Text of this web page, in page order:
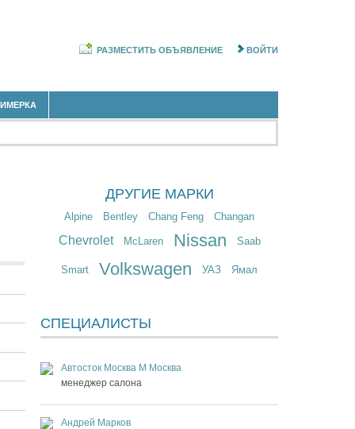
РАЗМЕСТИТЬ ОБЪЯВЛЕНИЕ ВОЙТИ
ДРУГИЕ МАРКИ
Alpine Bentley Chang Feng Changan
Chevrolet McLaren Nissan Saab
Smart Volkswagen УАЗ Ямал
СПЕЦИАЛИСТЫ
Автосток Москва М Москва
менеджер салона
Андрей Марков